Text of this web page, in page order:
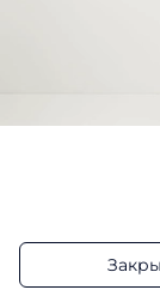
пиджаками,
вариант для
рубашку
комфортом
Показать
Отзывов еще